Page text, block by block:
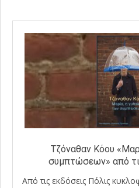
Τζόναθαν Κόου
συμπτώσεων» από
Από τις εκδόσεις Πόλις